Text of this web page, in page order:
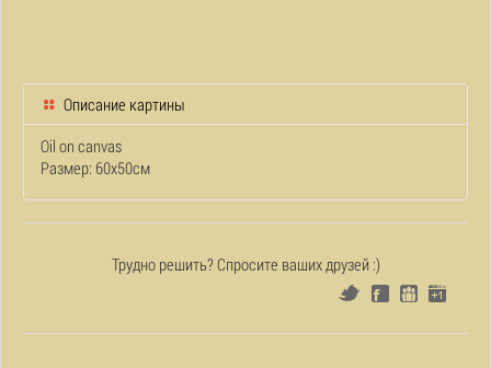
Описание картины
Oil on canvas
Размер: 60x50см
Трудно решить? Спросите ваших друзей :)